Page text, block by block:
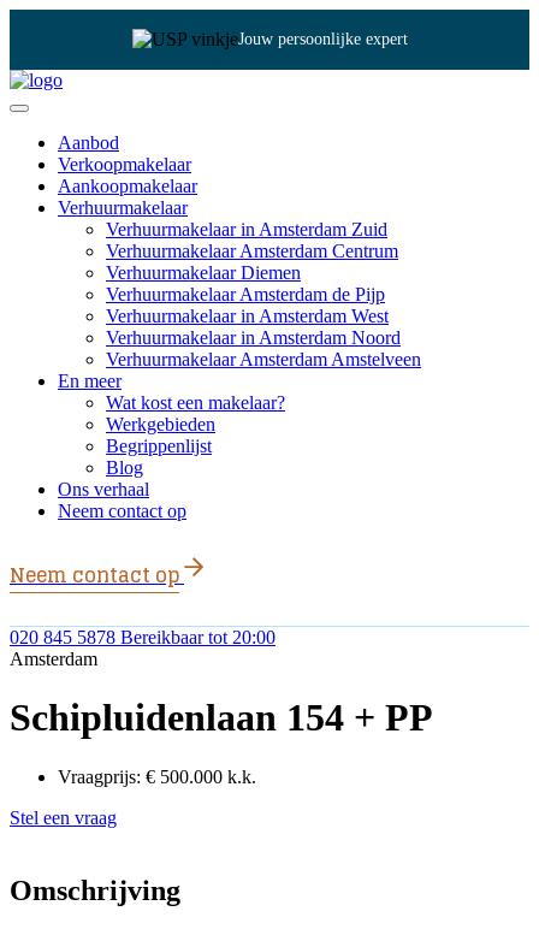
Jouw persoonlijke expert
Aanbod
Verkoopmakelaar
Aankoopmakelaar
Verhuurmakelaar
Verhuurmakelaar in Amsterdam Zuid
Verhuurmakelaar Amsterdam Centrum
Verhuurmakelaar Diemen
Verhuurmakelaar Amsterdam de Pijp
Verhuurmakelaar in Amsterdam West
Verhuurmakelaar in Amsterdam Noord
Verhuurmakelaar Amsterdam Amstelveen
En meer
Wat kost een makelaar?
Werkgebieden
Begrippenlijst
Blog
Ons verhaal
Neem contact op
Neem contact op
020 845 5878 Bereikbaar tot 20:00
Amsterdam
Schipluidenlaan 154 + PP
Vraagprijs: € 500.000 k.k.
Stel een vraag
Omschrijving